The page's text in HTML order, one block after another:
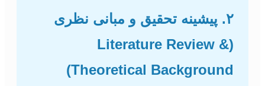
۲. پیشینه تحقیق و مبانی نظری
(Literature Review &
Theoretical Background)